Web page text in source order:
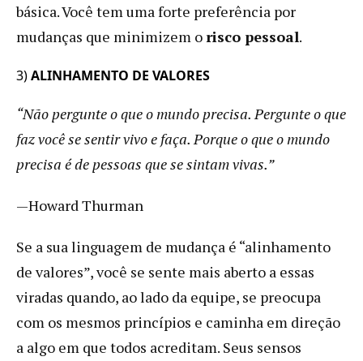
básica. Você tem uma forte preferência por
mudanças que minimizem orisco pessoal.
3)ALINHAMENTO DE VALORES
“Não pergunte o que o mundo precisa. Pergunte o que
faz você se sentir vivo e faça. Porque o que o mundo
precisa é de pessoas que se sintam vivas.”
—Howard Thurman
Se a sua linguagem de mudança é “alinhamento
de valores”, você se sente mais aberto a essas
viradas quando, ao lado da equipe, se preocupa
com os mesmos princípios e caminha em direção
a algo em que todos acreditam. Seus sensos